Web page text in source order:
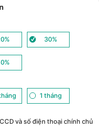
30%
1 tháng
và số điện thoại chính chủ